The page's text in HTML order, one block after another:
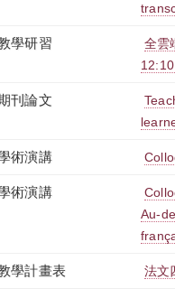
學研習
全雲
刊論文
術演講
術演講
Au-
學計畫表 法文